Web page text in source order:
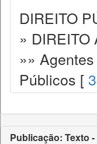
DIREITO
» DIREITO
»»
Públicos [
Publicação: Texto